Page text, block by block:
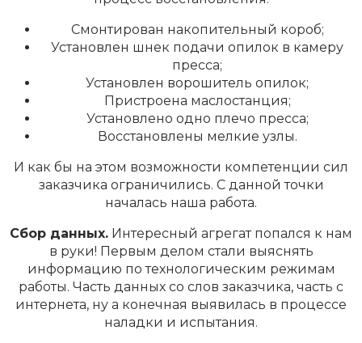
Смонтирован накопительный короб;
Установлен шнек подачи опилок в камеру
пресса;
Установлен ворошитель опилок;
Пристроена маслостанция;
Установлено одно плечо пресса;
Восстановлены мелкие узлы.
И как бы на этом возможности компетенции сил
заказчика ограничились. С данной точки
началась наша работа.
Сбор данных. Интересный агрегат попался к нам
в руки! Первым делом стали выяснять
информацию по технологическим режимам
работы. Часть данных со слов заказчика, часть с
интернета, ну а конечная выявилась в процессе
наладки и испытания.